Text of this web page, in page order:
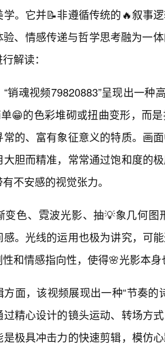
。它并📝非遵循传统的🔥叙事
、情感传递与哲学思考融为一
解读：
销魂视频79820883”呈现出一种
😁的色彩堆砌或扭曲变形，而
的、富有象征意义的特质。画
胆而精准，常常通过饱和度的
不安感的视觉张力。
变色、霓波光影、抽💡象几何
。光线的运用也极为讲究，可
和情感指向性，使得🌸光影本身
面，该视频展现出一种“节奏的
精心设计的镜头运动、转场方
极具冲击力的快速剪辑，模仿